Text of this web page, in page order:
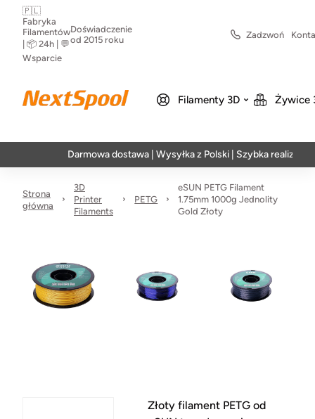
🇵🇱
Fabryka
Filamentów
| 📦 24h | 💬
Wsparcie
Doświadczenie
od 2015 roku
Zadzwoń
Filamenty 3D Żywice
Darmowa dostawa | Wysyłka z Polski | Szybka realizacja w 24h
Strona
główna
3D
Printer
Filaments
PETG
eSUN PETG Filament
1.75mm 1000g Jednolity
Gold Złoty
Złoty filament PETG od